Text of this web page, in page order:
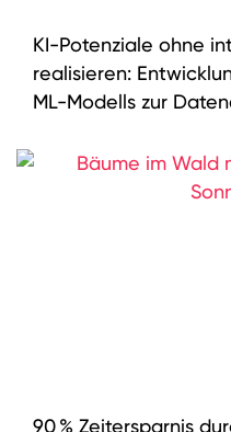
KI-Potenziale ohne
realisieren:
ML-Modells zur
90 % Zeitersparnis